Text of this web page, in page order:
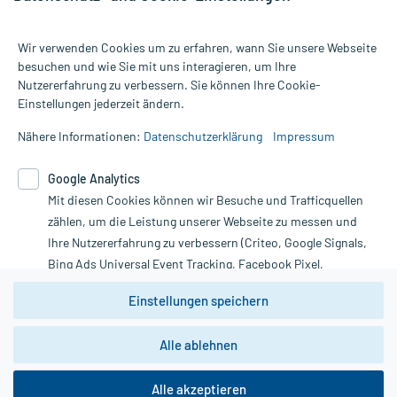
Alle Preise gelten inkl. MwSt., ggf. zzgl. Versandkosten
Informationen auf dieser Website werden ausschließlich für
die Untersuchung und Behandlung durch einen Arzt. Bitte
Therapien eingeleitet werden können. | Diese Webseite benutzt
Google Analytics. Lesen Sie bitte dazu die wichtigen Hinweise in
unserer Datenschutzerklärung. Für den Widerruf einer Bestellung
nutzen Sie das Formular:
Vertrag widerrufen
*Hinweise zu unseren Aktionen und Bewertungen
Wir verwenden Cookies um zu erfahren, wann Sie unsere Webseite
besuchen und wie Sie mit uns interagieren, um Ihre
Nutzererfahrung zu verbessern. Sie können Ihre Cookie-
Einstellungen jederzeit ändern.
Nähere Informationen: Datenschutzerklärung Impressum
Google Analytics
Mit diesen Cookies können wir Besuche und Trafficquellen
zählen, um die Leistung unserer Webseite zu messen und
Ihre Nutzererfahrung zu verbessern (Criteo, Google Signals,
Bing Ads Universal Event Tracking, Facebook Pixel,
Youtube-Social Plugin).
Wir weisen darauf hin, dass die
zwingend den Europäischen Anforderungen gem. EU-
DSGVO genügen und ein Datentransfer in Drittstaaten bzw.
Daten dort verarbeitet werden, kann nicht geprüft und
Einstellungen speichern
Alle ablehnen
Alle akzeptieren